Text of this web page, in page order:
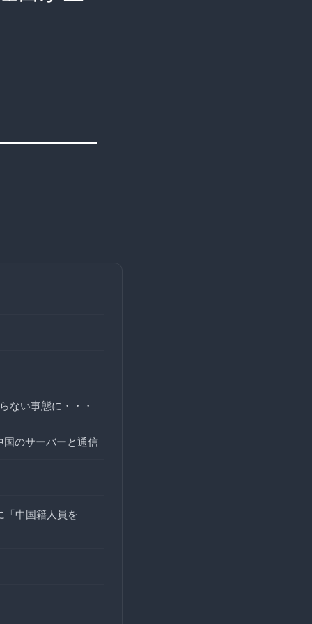
ない事態に・・・
国のサーバーと通信
中国籍人員を